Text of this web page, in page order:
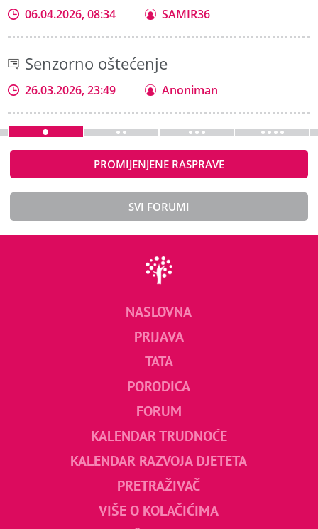
06.04.2026, 08:34 SAMIR36
Senzorno oštećenje
26.03.2026, 23:49 Anoniman
PROMIJENJENE RASPRAVE
SVI FORUMI
NASLOVNA
PRIJAVA
TATA
PORODICA
FORUM
KALENDAR TRUDNOĆE
KALENDAR RAZVOJA DJETETA
PRETRAŽIVAČ
VIŠE O KOLAČIĆIMA